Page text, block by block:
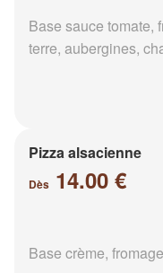
Base sauce tomate,
terre, aubergines,
Pizza alsacienne
Dès 14.00 €
Base crème,